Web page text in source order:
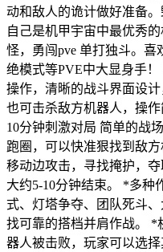
动和敌人的诡计做好准备
自己是机甲宇宙中最优秀
怪，勇闯pve 单打独斗。
绝模式等PVE中大显身手
操作，清晰的战斗界面设
也可击杀敌方机器人，操
10分钟刺激对局 简单的战
跑圈，可以快准狠找到敌
移动边攻击，寻找掩护，
大约5-10分钟结束。 *多种
式、灯塔争夺、团队死斗
找可靠的搭档并肩作战。 *
器人被击败，玩家可以选